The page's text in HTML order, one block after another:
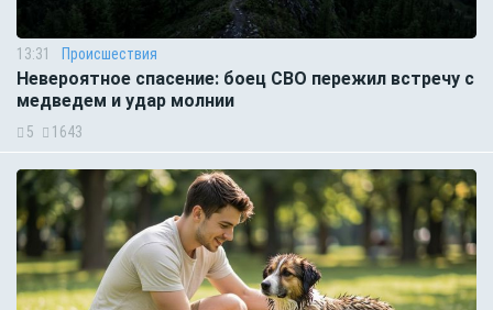
13:31 Происшествия
Невероятное спасение: боец СВО пережил встречу с
медведем и удар молнии
5 1643